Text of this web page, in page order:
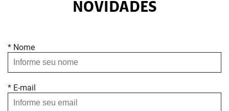
NOVIDADES
* Nome
* E-mail